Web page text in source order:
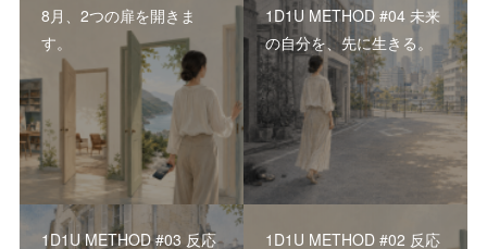
8月、2つの扉を開きま
す。
1D1U METHOD #04 未来
の自分を、先に生きる。
1D1U METHOD #03 反応
1D1U METHOD #02 反応